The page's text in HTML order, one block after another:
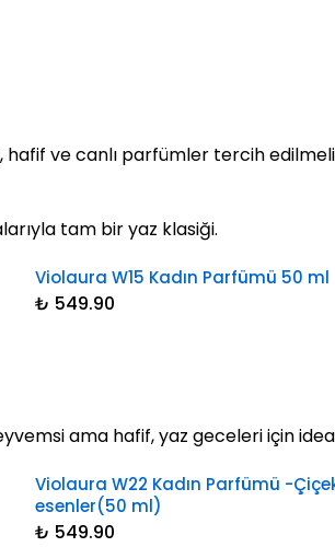
hafif ve canlı parfümler tercih
tam bir yaz klasiği.
Violaura W15 Kadın Parfümü 50 ml
₺ 549.90
ama hafif, yaz geceleri için
Violaura W22 Kadın Parfümü -
esenler(50 ml)
₺ 549.90